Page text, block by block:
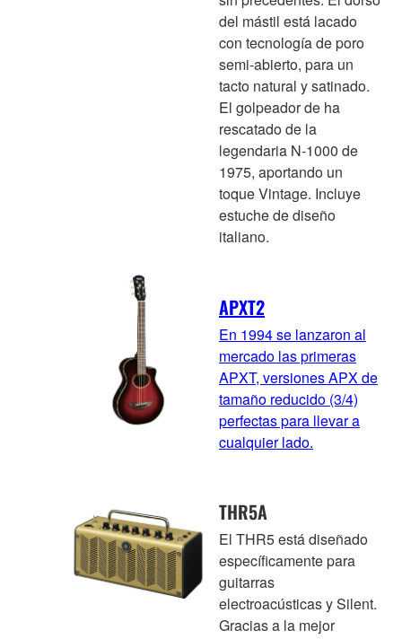
del mástil está lacado
con tecnología de poro
semi-abierto, para un
tacto natural y satinado.
El golpeador de ha
rescatado de la
legendaria N-1000 de
1975, aportando un
toque Vintage. Incluye
estuche de diseño
italiano.
APXT2
En 1994 se lanzaron al
mercado las primeras
APXT, versiones APX de
tamaño reducido (3/4)
perfectas para llevar a
cualquier lado.
THR5A
El THR5 está diseñado
específicamente para
guitarras
electroacústicas y Silent.
Gracias a la mejor